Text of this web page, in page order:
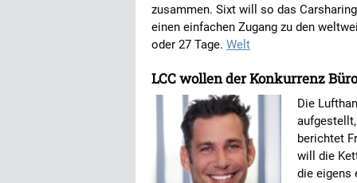
zusammen. Sixt will so das
einen einfachen Zugang zu den
oder 27 Tage. Welt
LCC wollen der Konkurrenz
Die
berichtet
will die
die eigens